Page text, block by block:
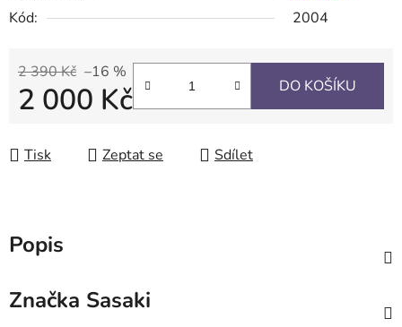
Kód:
2004
2 390 Kč –16 %
2 000 Kč DO KOŠÍKU
Tisk Zeptat se Sdílet
Popis
Značka Sasaki